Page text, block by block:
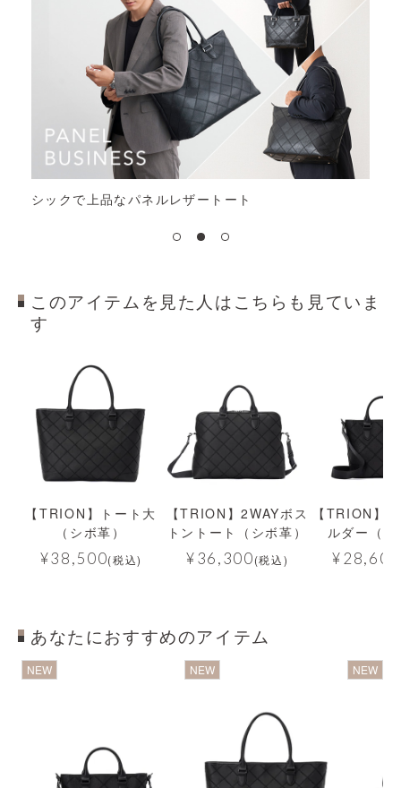
PANELシリーズの売上の一部を球活へ
このアイテムを見た人はこちらも見ていま
す
【TRION】トート大
（シボ革）
¥38,500(税込)
【TRION】2WAYボス
トントート（シボ革）
¥36,300(税込)
【TRION】
ルダー（
¥28,600
あなたにおすすめのアイテム
NEW NEW NEW